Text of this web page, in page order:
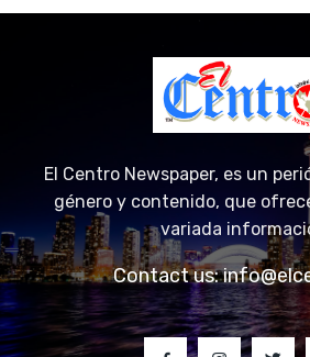
El Centro Newspaper, es un
género y contenido, que
variada
Contact us: